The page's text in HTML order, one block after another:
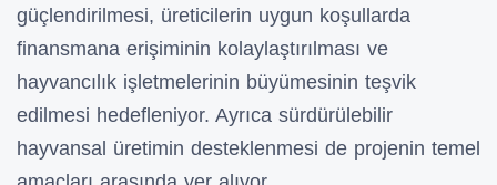
güçlendirilmesi, üreticilerin uygun koşullarda
finansmana erişiminin kolaylaştırılması ve
hayvancılık işletmelerinin büyümesinin teşvik
edilmesi hedefleniyor. Ayrıca sürdürülebilir
hayvansal üretimin desteklenmesi de projenin temel